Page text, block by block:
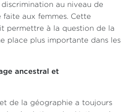
au niveau de
faite aux femmes. Cette
permettre à la question de la
place plus importante dans les
ancestral et
et de la géographie a toujours